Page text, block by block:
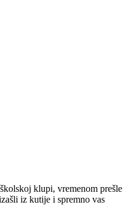
klupi, vremenom prešle
iz kutije i spremno vas